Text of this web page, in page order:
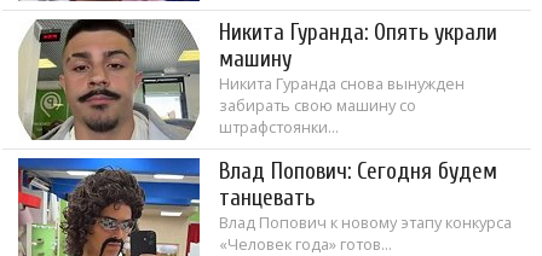
Никита Гуранда: Опять украли
машину
Никита Гуранда снова вынужден
забирать свою машину со
штрафстоянки...
Влад Попович: Сегодня будем
танцевать
Влад Попович к новому этапу конкурса
«Человек года» готов...